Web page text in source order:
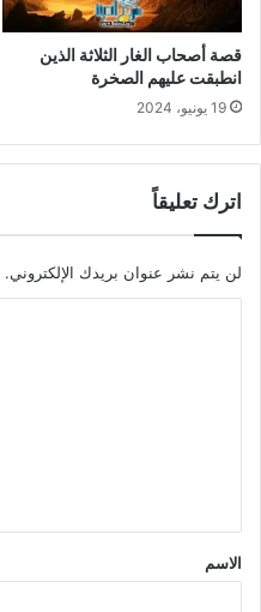
قصة أصحاب الغار الثلاثة الذين
انطبقت عليهم الصخرة
19 يونيو، 2024
اترك تعليقاً
لن يتم نشر عنوان بريدك الإلكتروني.
ق
*
الاسم